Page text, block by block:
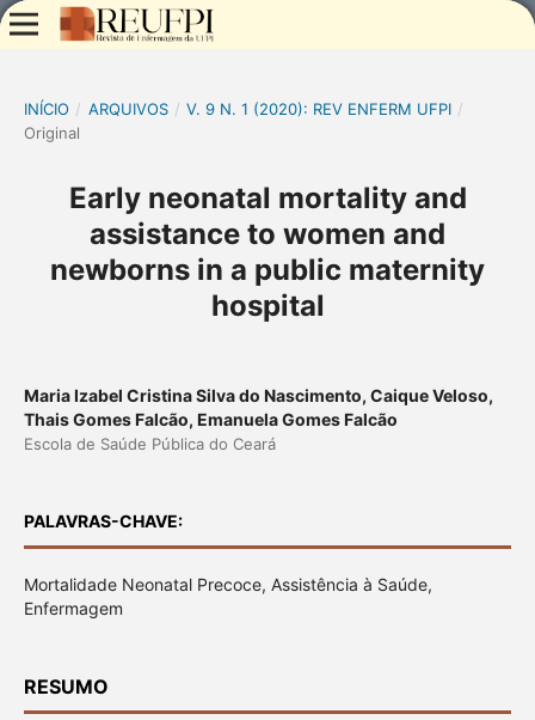
INÍCIO / ARQUIVOS / V. 9 N. 1 (2020): REV ENFERM UFPI /
Original
Early neonatal mortality and
assistance to women and
newborns in a public maternity
hospital
Maria Izabel Cristina Silva do Nascimento, Caique Veloso,
Thais Gomes Falcão, Emanuela Gomes Falcão
Escola de Saúde Pública do Ceará
PALAVRAS-CHAVE:
Mortalidade Neonatal Precoce, Assistência à Saúde,
Enfermagem
RESUMO